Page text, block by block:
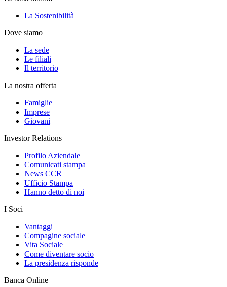
La Sostenibilità
Dove siamo
La sede
Le filiali
Il territorio
La nostra offerta
Famiglie
Imprese
Giovani
Investor Relations
Profilo Aziendale
Comunicati stampa
News CCR
Ufficio Stampa
Hanno detto di noi
I Soci
Vantaggi
Compagine sociale
Vita Sociale
Come diventare socio
La presidenza risponde
Banca Online